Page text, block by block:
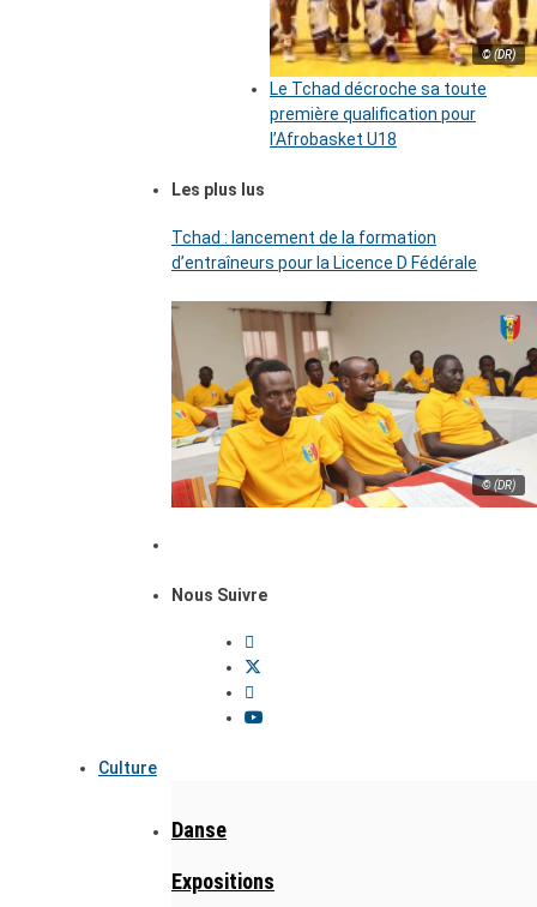
© (DR)
Le Tchad décroche sa toute
première qualification pour
l’Afrobasket U18
Les plus lus
Tchad : lancement de la formation
d’entraîneurs pour la Licence D Fédérale
© (DR)
Nous Suivre
Culture
Danse
Expositions